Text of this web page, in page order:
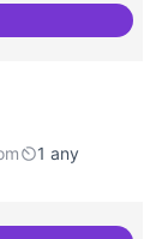
lliure
1 any